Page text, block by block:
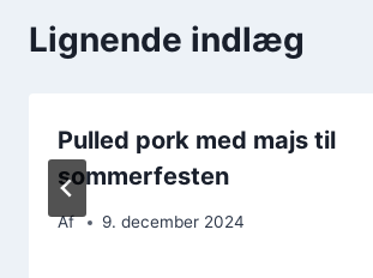
Lignende indlæg
Pulled pork med majs til
sommerfesten
Af 9. december 2024